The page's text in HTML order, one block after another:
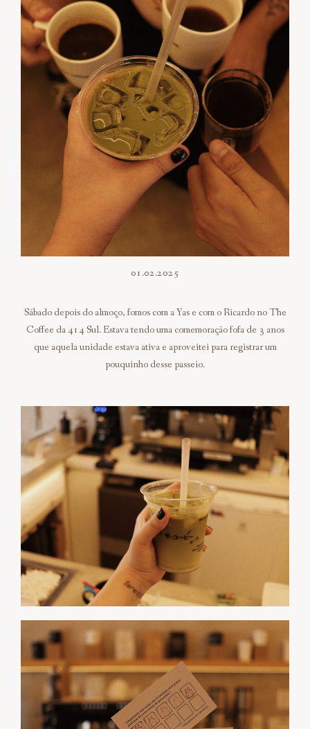
01.02.2025
Sábado depois do almoço, fomos com a Yas e com o Ricardo no The
Coffee da 414 Sul. Estava tendo uma comemoração fofa de 3 anos
que aquela unidade estava ativa e aproveitei para registrar um
pouquinho desse passeio.